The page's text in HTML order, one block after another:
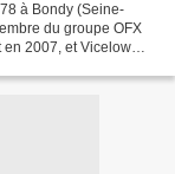
à Bondy (Seine-
du groupe OFX
en 2007, et Vicelow